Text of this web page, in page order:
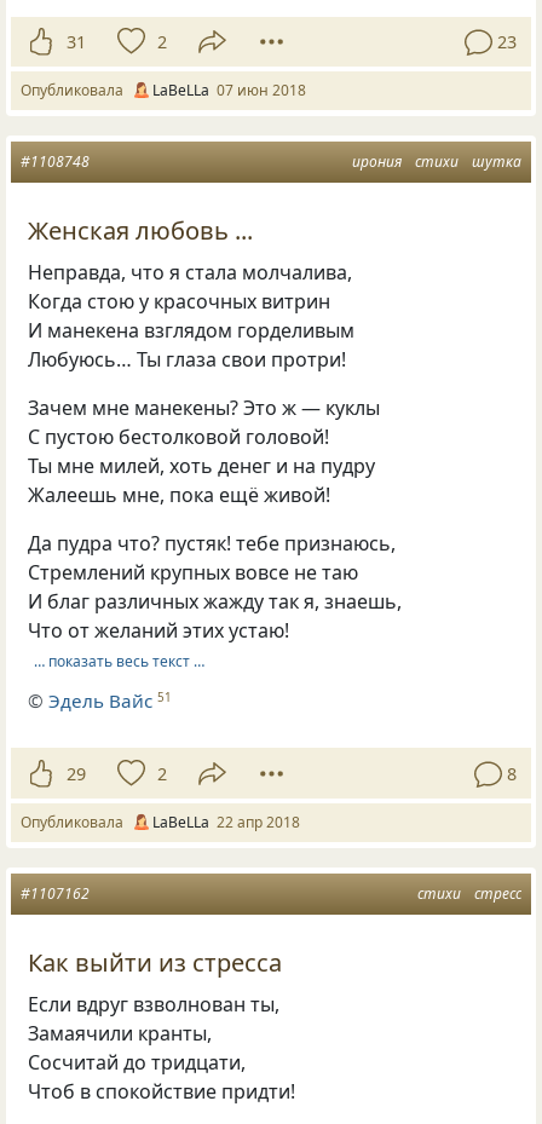
31 2 23
Опубликовала LaBeLLa 07 июн 2018
ирония стихи шутка
#1108748
Женская любовь ...
Неправда, что я стала молчалива,
Когда стою у красочных витрин
И манекена взглядом горделивым
Любуюсь… Ты глаза свои протри!
Зачем мне манекены? Это ж — куклы
С пустою бестолковой головой!
Ты мне милей, хоть денег и на пудру
Жалеешь мне, пока ещё живой!
Да пудра что? пустяк! тебе признаюсь,
Стремлений крупных вовсе не таю
И благ различных жажду так я, знаешь,
Что от желаний этих устаю!
… показать весь текст …
©Эдель Вайс 51
29 2 8
Опубликовала LaBeLLa 22 апр 2018
стихи стресс
#1107162
Как выйти из стресса
Если вдруг взволнован ты,
Замаячили кранты,
Сосчитай до тридцати,
Чтоб в спокойствие придти!